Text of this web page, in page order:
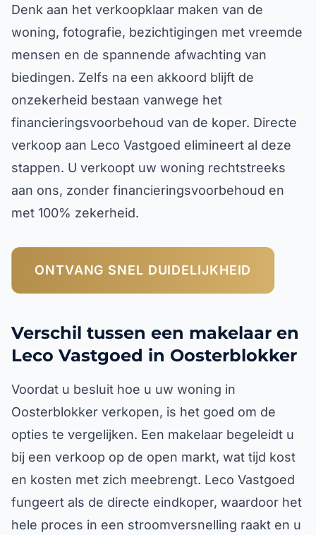
Denk aan het verkoopklaar maken van de
woning, fotografie, bezichtigingen met vreemde
mensen en de spannende afwachting van
biedingen. Zelfs na een akkoord blijft de
onzekerheid bestaan vanwege het
financieringsvoorbehoud van de koper. Directe
verkoop aan Leco Vastgoed elimineert al deze
stappen. U verkoopt uw woning rechtstreeks
aan ons, zonder financieringsvoorbehoud en
met 100% zekerheid.
ONTVANG SNEL DUIDELIJKHEID
Verschil tussen een makelaar en
Leco Vastgoed in Oosterblokker
Voordat u besluit hoe u uw woning in
Oosterblokker verkopen, is het goed om de
opties te vergelijken. Een makelaar begeleidt u
bij een verkoop op de open markt, wat tijd kost
en kosten met zich meebrengt. Leco Vastgoed
fungeert als de directe eindkoper, waardoor het
hele proces in een stroomversnelling raakt en u